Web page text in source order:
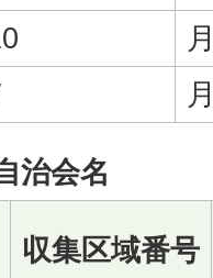
治会名
収集区域番号